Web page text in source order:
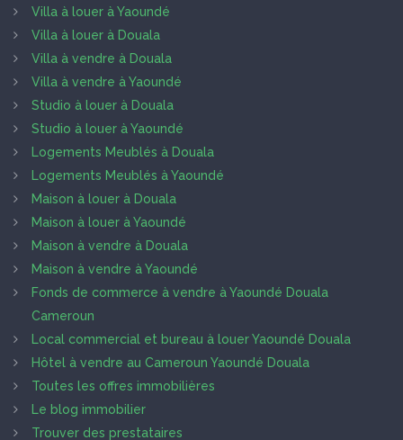
Villa à louer à Yaoundé
Villa à louer à Douala
Villa à vendre à Douala
Villa à vendre à Yaoundé
Studio à louer à Douala
Studio à louer à Yaoundé
Logements Meublés à Douala
Logements Meublés à Yaoundé
Maison à louer à Douala
Maison à louer à Yaoundé
Maison à vendre à Douala
Maison à vendre à Yaoundé
Fonds de commerce à vendre à Yaoundé Douala
Cameroun
Local commercial et bureau à louer Yaoundé Douala
Hôtel à vendre au Cameroun Yaoundé Douala
Toutes les offres immobilières
Le blog immobilier
Trouver des prestataires